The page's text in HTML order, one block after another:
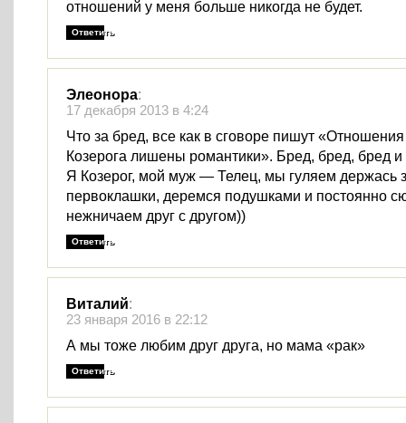
отношений у меня больше никогда не будет.
Ответить
Элеонора:
17 декабря 2013 в 4:24
Что за бред, все как в сговоре пишут
Козерога лишены романтики». Бред, бред, бред
Я Козерог, мой муж — Телец, мы гуляем держась
первоклашки, деремся подушками и постоянно
нежничаем друг с другом))
Ответить
Виталий:
23 января 2016 в 22:12
А мы тоже любим друг друга, но мама «рак»
Ответить